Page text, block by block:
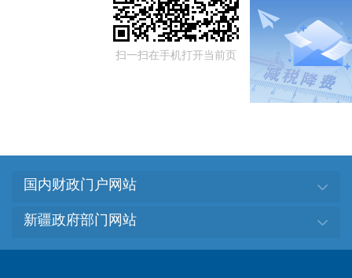
扫一扫在手机打开当前页
国内财政门户网站
新疆政府部门网站